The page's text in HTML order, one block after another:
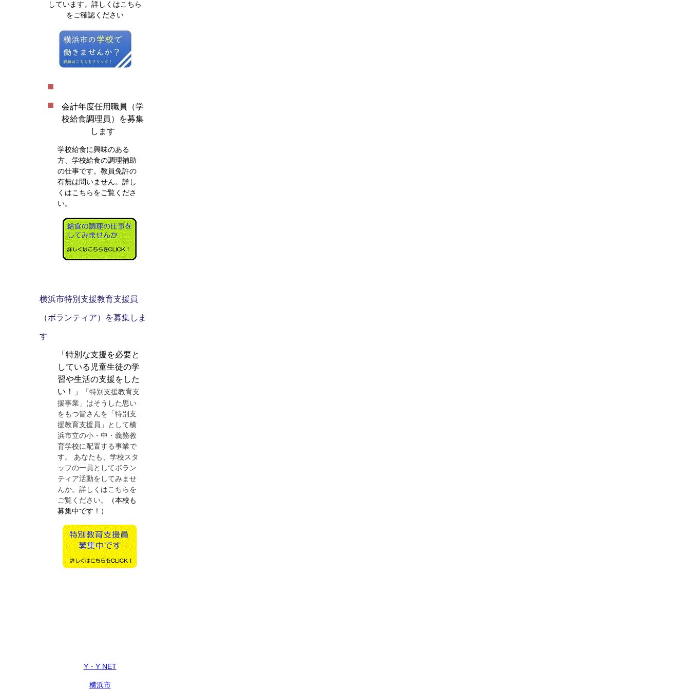
しています。詳しくはこちら
をご確認ください
会計年度任用職員（学
校給食調理員）を募集
します
学校給食に興味のある
方、学校給食の調理補助
の仕事です。教員免許の
有無は問いません。詳し
くはこちらをご覧くださ
い。
横浜市特別支援教育支援員
（ボランティア）を募集しま
す
「特別な支援を必要と
している児童生徒の学
習や生活の支援をした
い！」
「特別支援教育支
援事業」はそうした思い
をもつ皆さんを「特別支
援教育支援員」として横
浜市立の小・中・義務教
育学校に配置する事業で
す。 あなたも、学校スタ
ッフの一員としてボラン
ティア活動をしてみませ
んか。詳しくはこちらを
ご覧ください。
（本校も
募集中です！）
Y・Y NET
横浜市